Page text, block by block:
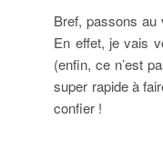
Bref, passons
En effet, je vais
(enfin, ce n’est
super rapide à
confier !